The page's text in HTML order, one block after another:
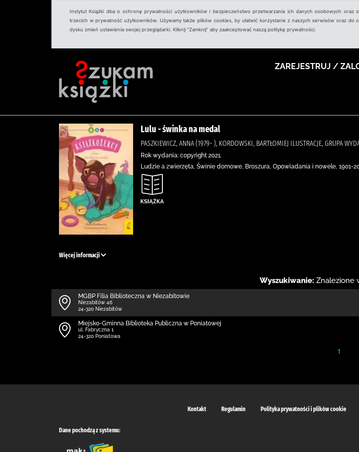
Instytut Książki dba o ochronę prywatności użytkowników i bezpieczeństwo przetwarzania ich danych osobowych oraz
trzecich w prywatność użytkowników. Używamy także plików cookies, by ułatwić korzystanie z naszych serwisów oraz do
dysku zmień ustawienia swojej przeglądarki. Kliknij "Zamknij" aby zaakceptować naszą politykę prywatności.
ZAREJESTRUJ /
Lulu - świnka na medal
PASZKIEWICZ, ANNA (1979- ), KORDOWSKI, BARTŁOMIEJ ILUSTRACJE, GRUPA
Rok wydania: copyright 2021.
Ludzie a zwierzęta, Świnie domowe, Broszura, Opowiadania i nowele, 1901-
Więcej informacji
Wyszukiwanie: Znalezione
MGBP Filia Biblioteczna w Niezabitowie
Niezabitów 46
24-320 Niezabitów
Miejsko-Gminna Biblioteka Publiczna w Poniatowej
ul. Fabryczna 1
24-320 Poniatowa
1
Kontakt Regulamin Polityka prywatności i plików cookie
Dane pochodzą z systemu: